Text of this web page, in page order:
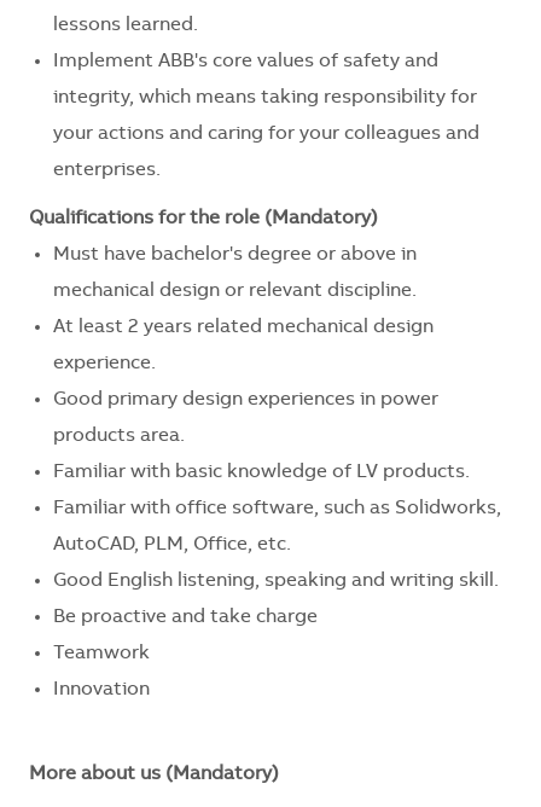
lessons learned.
Implement ABB's core values of safety and
integrity, which means taking responsibility for
your actions and caring for your colleagues and
enterprises.
Qualifications for the role (Mandatory)
Must have bachelor's degree or above in
mechanical design or relevant discipline.
At least 2 years related mechanical design
experience.
Good primary design experiences in power
products area.
Familiar with basic knowledge of LV products.
Familiar with office software, such as Solidworks,
AutoCAD, PLM, Office, etc.
Good English listening, speaking and writing skill.
Be proactive and take charge
Teamwork
Innovation
More about us (Mandatory)